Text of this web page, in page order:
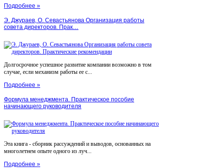
Подробнее »
Э. Джураев, О. Севастьянова Организация работы
совета директоров. Прак…
Долгосрочное успешное развитие компании возможно в том
случае, если механизм работы ее с...
Подробнее »
Формула менеджмента. Практическое пособие
начинающего руководителя
Эта книга - сборник рассуждений и выводов, основанных на
многолетнем опыте одного из луч...
Подробнее »